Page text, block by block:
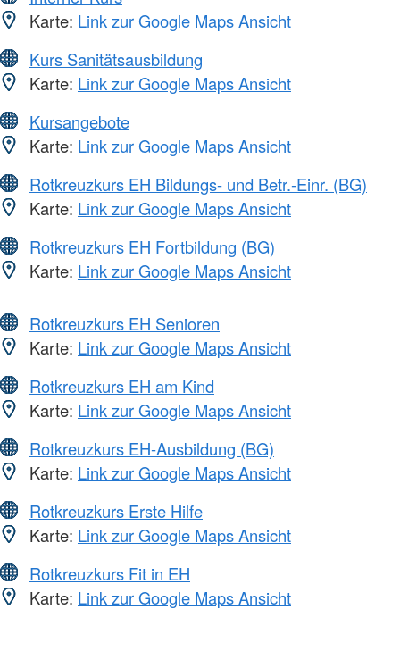
Karte: Link zur Google Maps Ansicht
Kurs Sanitätsausbildung
Karte: Link zur Google Maps Ansicht
Kursangebote
Karte: Link zur Google Maps Ansicht
Rotkreuzkurs EH Bildungs- und Betr.-Einr. (BG)
Karte: Link zur Google Maps Ansicht
Rotkreuzkurs EH Fortbildung (BG)
Karte: Link zur Google Maps Ansicht
Rotkreuzkurs EH Senioren
Karte: Link zur Google Maps Ansicht
Rotkreuzkurs EH am Kind
Karte: Link zur Google Maps Ansicht
Rotkreuzkurs EH-Ausbildung (BG)
Karte: Link zur Google Maps Ansicht
Rotkreuzkurs Erste Hilfe
Karte: Link zur Google Maps Ansicht
Rotkreuzkurs Fit in EH
Karte: Link zur Google Maps Ansicht